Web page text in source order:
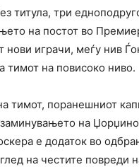
титула, три
на постот во
нови играчи, меѓу нив
тимот на повисоко ниво.
тимот, поранешниот
на
е додаток во
на честите повреди